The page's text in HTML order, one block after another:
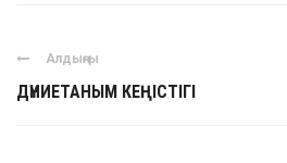
Алдыңғы
ДҮНИЕТАНЫМ КЕҢІСТІГІ